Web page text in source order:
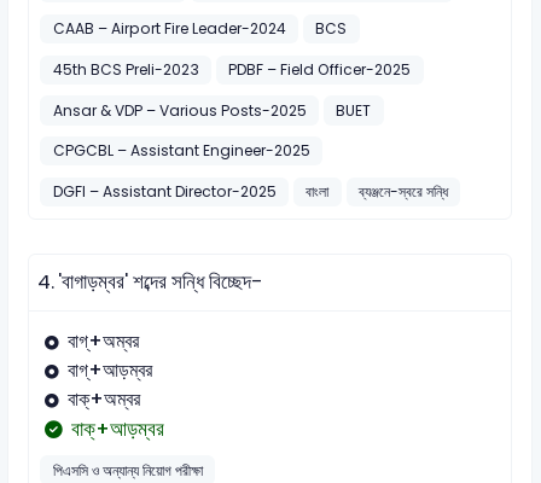
CAAB – Airport Fire Leader-2024
BCS
45th BCS Preli-2023
PDBF – Field Officer-2025
Ansar & VDP – Various Posts-2025
BUET
CPGCBL – Assistant Engineer-2025
DGFI – Assistant Director-2025
বাংলা ব্যঞ্জনে-স্বরে সন্ধি
4.'বাগাড়ম্বর' শব্দের সন্ধি বিচ্ছেদ-
বাগ্+অম্বর
বাগ্+আড়ম্বর
বাক্+অম্বর
বাক্+আড়ম্বর
পিএসসি ও অন্যান্য নিয়োগ পরীক্ষা